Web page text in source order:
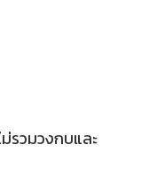
รวมวงกบและ